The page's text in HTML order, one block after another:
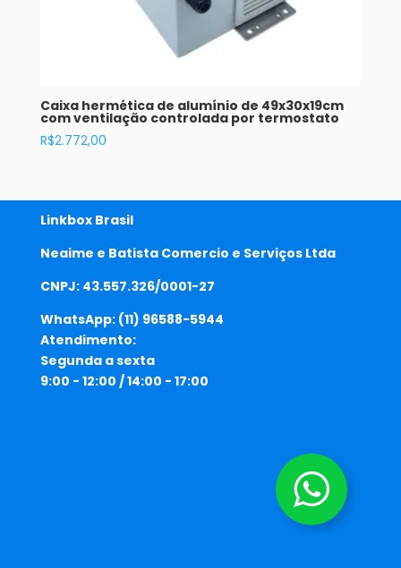
Caixa hermética de alumínio de 49x30x19cm
com ventilação controlada por termostato
R$2.772,00
Linkbox Brasil
Neaime e Batista Comercio e Serviços Ltda
CNPJ: 43.557.326/0001-27
WhatsApp: (11) 96588-5944
Atendimento:
Segunda a sexta
9:00 - 12:00 / 14:00 - 17:00